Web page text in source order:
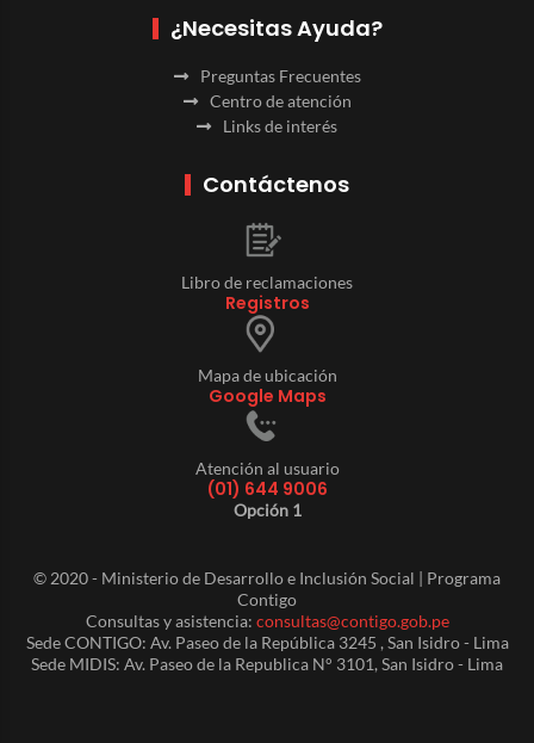
¿Necesitas Ayuda?
Preguntas Frecuentes
Centro de atención
Links de interés
Contáctenos
Libro de reclamaciones
Registros
Mapa de ubicación
Google Maps
Atención al usuario
(01) 644 9006
Opción 1
© 2020 - Ministerio de Desarrollo e Inclusión Social | Programa
Contigo
Consultas y asistencia: consultas@contigo.gob.pe
Sede CONTIGO: Av. Paseo de la República 3245 , San Isidro - Lima
Sede MIDIS: Av. Paseo de la Republica N° 3101, San Isidro - Lima